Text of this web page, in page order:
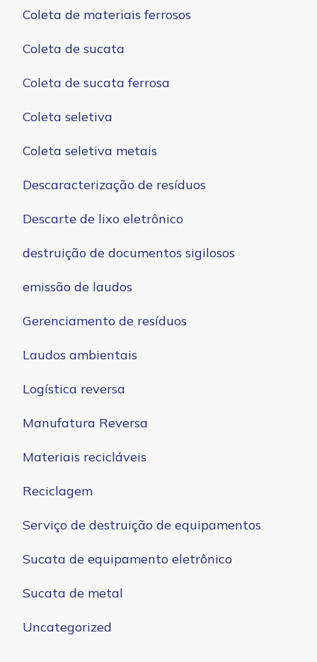
Coleta de materiais ferrosos
Coleta de sucata
Coleta de sucata ferrosa
Coleta seletiva
Coleta seletiva metais
Descaracterização de resíduos
Descarte de lixo eletrônico
destruição de documentos sigilosos
emissão de laudos
Gerenciamento de resíduos
Laudos ambientais
Logística reversa
Manufatura Reversa
Materiais recicláveis
Reciclagem
Serviço de destruição de equipamentos
Sucata de equipamento eletrônico
Sucata de metal
Uncategorized